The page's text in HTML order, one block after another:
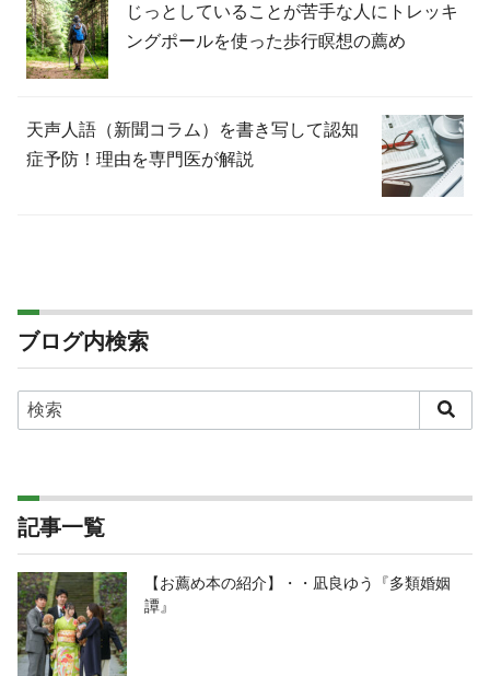
じっとしていることが苦手な人にトレッキ
ングポールを使った歩行瞑想の薦め
天声人語（新聞コラム）を書き写して認知
症予防！理由を専門医が解説
ブログ内検索
記事一覧
【お薦め本の紹介】・・凪良ゆう『多類婚姻
譚』